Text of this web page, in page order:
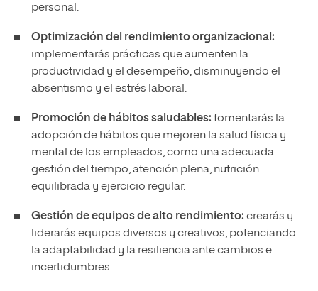
personal.
Optimización del rendimiento organizacional:
implementarás prácticas que aumenten la
productividad y el desempeño, disminuyendo el
absentismo y el estrés laboral.
Promoción de hábitos saludables: fomentarás la
adopción de hábitos que mejoren la salud física y
mental de los empleados, como una adecuada
gestión del tiempo, atención plena, nutrición
equilibrada y ejercicio regular.
Gestión de equipos de alto rendimiento: crearás y
liderarás equipos diversos y creativos, potenciando
la adaptabilidad y la resiliencia ante cambios e
incertidumbres.